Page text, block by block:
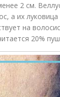
2 см.
их луковица
на
20%